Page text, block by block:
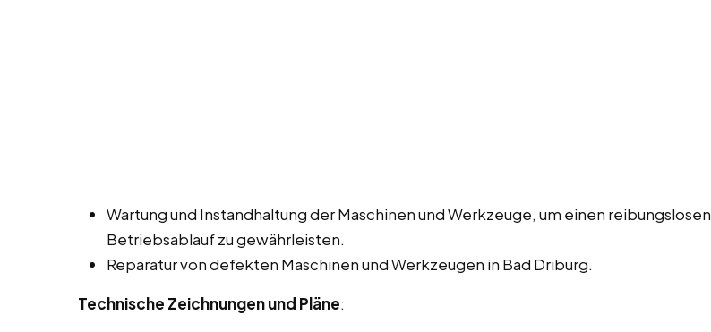
Wartung und Instandhaltung der Maschinen und Werkzeuge, um einen reibungslosen
Betriebsablauf zu gewährleisten.
Reparatur von defekten Maschinen und Werkzeugen in Bad Driburg.
Technische Zeichnungen und Pläne: